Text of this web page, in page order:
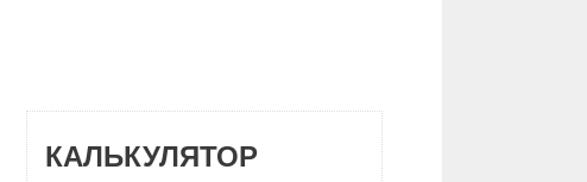
КАЛЬКУЛЯТОР